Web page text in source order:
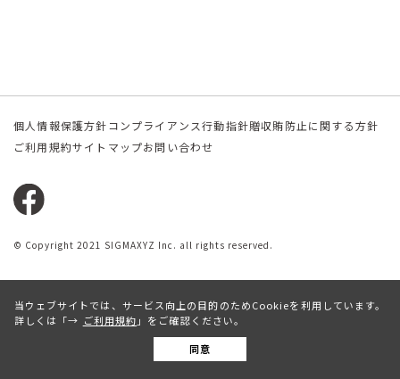
当ウェブサイトでは、サービス向上の目的のためCookieを利用しています。
詳しくは「
ご利用規約 」をご確認ください。
同意
個人情報保護方針コンプライアンス行動指針贈収賄防止に関する方針
ご利用規約サイトマップお問い合わせ
© Copyright 2021 SIGMAXYZ Inc. all rights reserved.